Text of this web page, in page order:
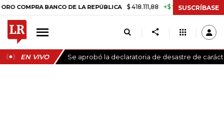
BANCO DE LA REPÚBLICA $ 418.111,88 +$ 9.612,91 +2,35%
SUSCRÍBASE
EN VIVO Se aprobó la declaratoria de desastre de